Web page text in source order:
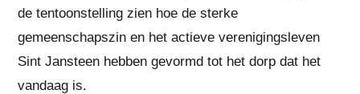
de tentoonstelling zien hoe de sterke
gemeenschapszin en het actieve verenigingsleven
Sint Jansteen hebben gevormd tot het dorp dat het
vandaag is.